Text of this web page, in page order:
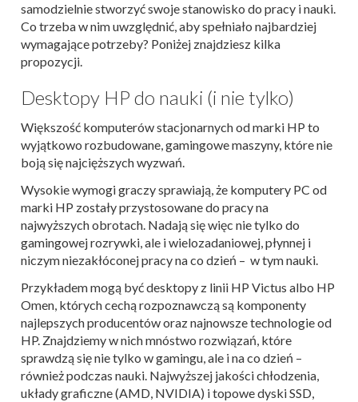
samodzielnie stworzyć swoje stanowisko do pracy i nauki.
Co trzeba w nim uwzględnić, aby spełniało najbardziej
wymagające potrzeby? Poniżej znajdziesz kilka
propozycji.
Desktopy HP do nauki (i nie tylko)
Większość komputerów stacjonarnych od marki HP to
wyjątkowo rozbudowane, gamingowe maszyny, które nie
boją się najcięższych wyzwań.
Wysokie wymogi graczy sprawiają, że komputery PC od
marki HP zostały przystosowane do pracy na
najwyższych obrotach. Nadają się więc nie tylko do
gamingowej rozrywki, ale i wielozadaniowej, płynnej i
niczym niezakłóconej pracy na co dzień – w tym nauki.
Przykładem mogą być desktopy z linii HP Victus albo HP
Omen, których cechą rozpoznawczą są komponenty
najlepszych producentów oraz najnowsze technologie od
HP. Znajdziemy w nichmnóstwo rozwiązań, które
sprawdzą się nie tylko w gamingu, ale i na co dzień –
również podczas nauki. Najwyższej jakości chłodzenia,
układy graficzne (AMD, NVIDIA) i topowe dyski SSD,